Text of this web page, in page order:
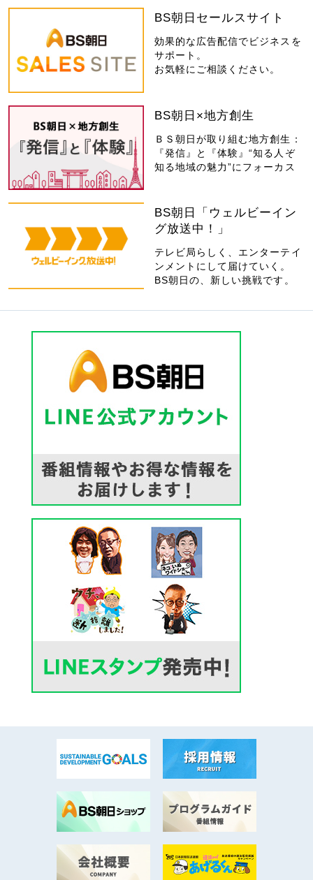
BS朝日セールスサイト
効果的な広告配信でビジネスを
サポート。
お気軽にご相談ください。
BS朝日×地方創生
ＢＳ朝日が取り組む地方創生：
『発信』と『体験』“知る人ぞ
知る地域の魅力”にフォーカス
BS朝日「ウェルビーイン
グ放送中！」
テレビ局らしく、エンターテイ
ンメントにして届けていく。
BS朝日の、新しい挑戦です。